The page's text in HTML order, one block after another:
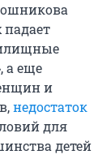
падает
а еще
и
недостаток
для
детей